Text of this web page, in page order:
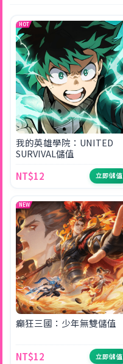
HOT
我的英雄學院：UNITED
SURVIVAL儲值
NT$12
立即儲值
NEW
癲狂三國：少年無雙儲值
NT$12 立即儲值